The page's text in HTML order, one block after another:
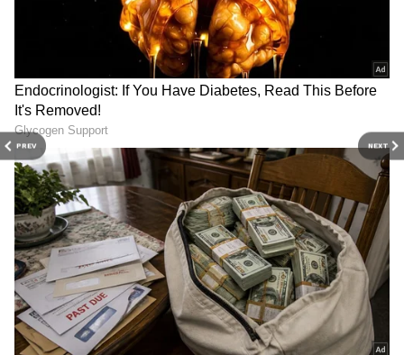
PREV NEXT
3
9
Image credit: Getty
200వ టీ20 మ్యాచ్ ఆడబోతున్న రెండో జట్టు, టీమిండియా.
ఇంతకుముందు పాకిస్తాన్ మాత్రమే 223 మ్యాచులతో